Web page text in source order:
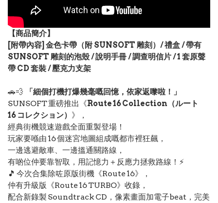
【商品簡介】
[附帶內容] 金色卡帶（附 SUNSOFT 雕刻）/ 禮盒 / 帶有
SUNSOFT 雕刻的泡殼 / 說明手冊 / 調查明信片 / 1 套原聲
帶 CD 套裝 / 壓克力支架
🚗💨
「細個打機打爆幾毫嘅回憶，依家返嚟啦！」
SUNSOFT 重磅推出《Route 16 Collection（ルート
16 コレクション） 》，
經典街機競速遊戲全面重製登場！
玩家要喺由 16 個迷宮地圖組成嘅都市裡狂飆，
一邊逃避敵車、一邊搵通關路線，
有啲位仲要靠智取，用記憶力＋反應力拯救路線！⚡
🎵 今次合集除咗原版街機《Route 16》，
仲有升級版《Route 16 TURBO》收錄，
配合新錄製 Soundtrack CD，像素畫面加電子beat，完美